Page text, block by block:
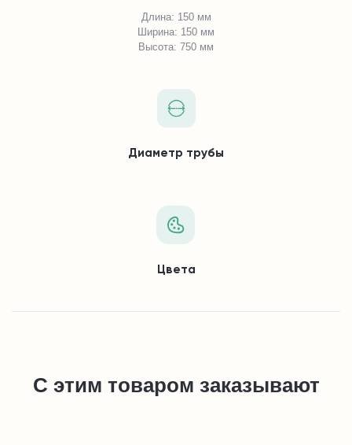
Длина: 150 мм
Ширина: 150 мм
Высота: 750 мм
Диаметр трубы
Цвета
С этим товаром заказывают